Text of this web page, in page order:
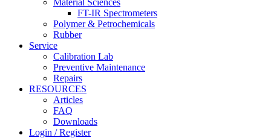
FT-IR Spectrometers
Polymer & Petrochemicals
Rubber
Service
Calibration Lab
Preventive Maintenance
Repairs
RESOURCES
Articles
FAQ
Downloads
Login / Register